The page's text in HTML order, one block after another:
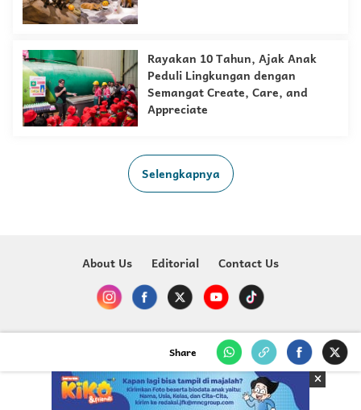
Rayakan 10 Tahun, Ajak Anak
Peduli Lingkungan dengan
Semangat Create, Care, and
Appreciate
Selengkapnya
Share
About Us Editorial Contact Us
Copyright @ 2023-2026 Just For Kids - MNC Media